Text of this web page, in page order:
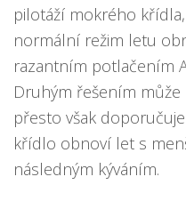
pilotáží mokrého
normální režim letu
razantním potlačením
Druhým řešením
přesto však
křídlo obnoví let s
následným kýváním.